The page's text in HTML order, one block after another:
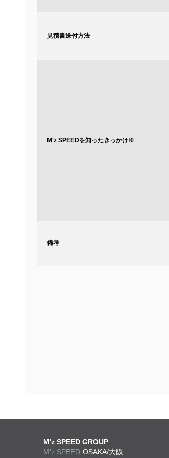
見積書送付方法
M'z SPEEDを知ったきっかけ※
備考
M'z SPEED GROUP
M'z SPEED OSAKA/大阪